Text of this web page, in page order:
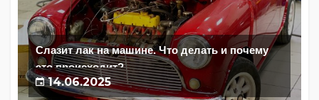
Слазит лак на машине. Что делать и почему
это происходит?
14.06.2025